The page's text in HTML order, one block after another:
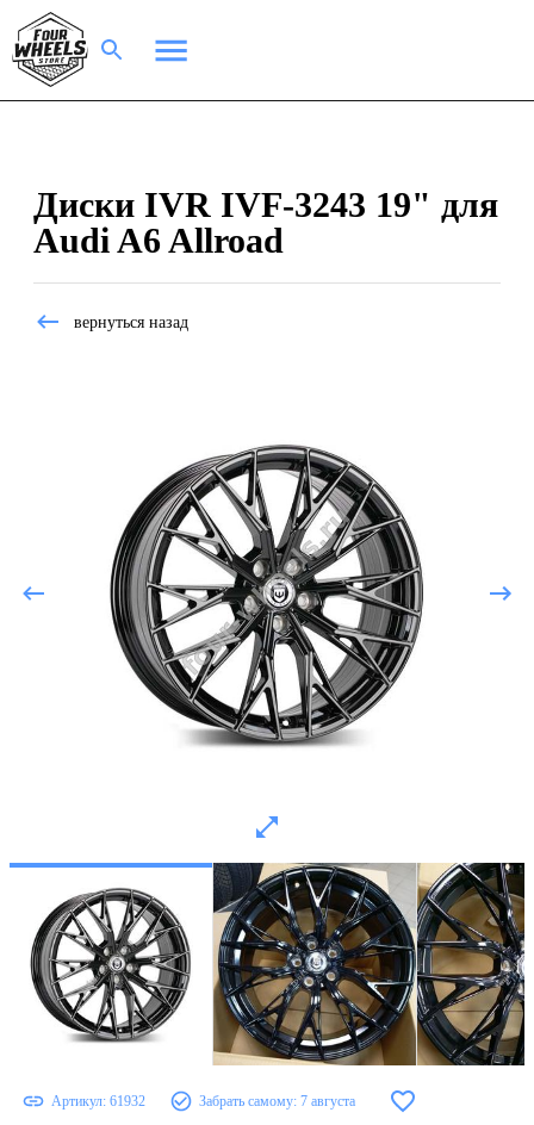
Диски IVR IVF-3243 19" для
Audi A6 Allroad
вернуться назад
Артикул: 61932 Забрать самому: 7 августа